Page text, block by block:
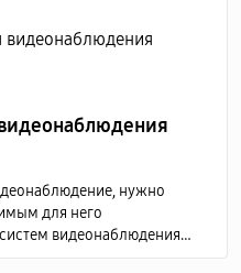
нужно
для него
видеонаблюдения
элементов: